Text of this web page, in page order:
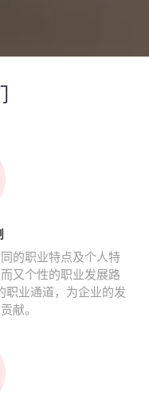
的职业特点及个人特
又个性的职业发展路
职业通道，为企业的发
献。